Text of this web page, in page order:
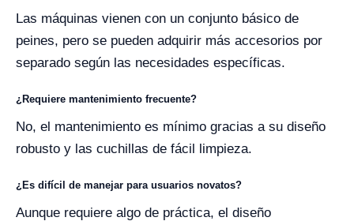
Las máquinas vienen con un conjunto básico de
peines, pero se pueden adquirir más accesorios por
separado según las necesidades específicas.
¿Requiere mantenimiento frecuente?
No, el mantenimiento es mínimo gracias a su diseño
robusto y las cuchillas de fácil limpieza.
¿Es difícil de manejar para usuarios novatos?
Aunque requiere algo de práctica, el diseño